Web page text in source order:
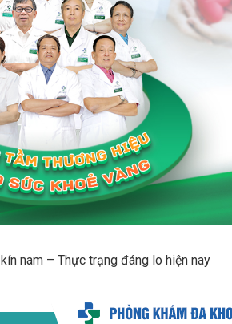
nam – Thực trạng đáng lo hiện nay